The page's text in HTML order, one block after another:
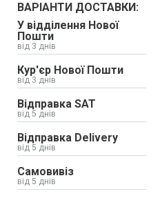
ВАРІАНТИ ДОСТАВКИ:
У відділення Нової
Пошти
від 3 днів
Кур'єр Нової Пошти
від 3 днів
Відправка SAT
від 5 днів
Відправка Delivery
від 5 днів
Самовивіз
від 5 днів